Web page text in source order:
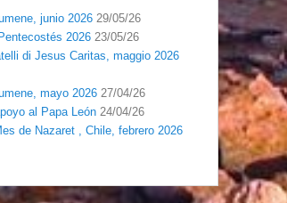
junio 2026 29/05/26
2026 23/05/26
di Jesus Caritas, maggio 2026
mayo 2026 27/04/26
al Papa León 24/04/26
de Nazaret , Chile, febrero 2026